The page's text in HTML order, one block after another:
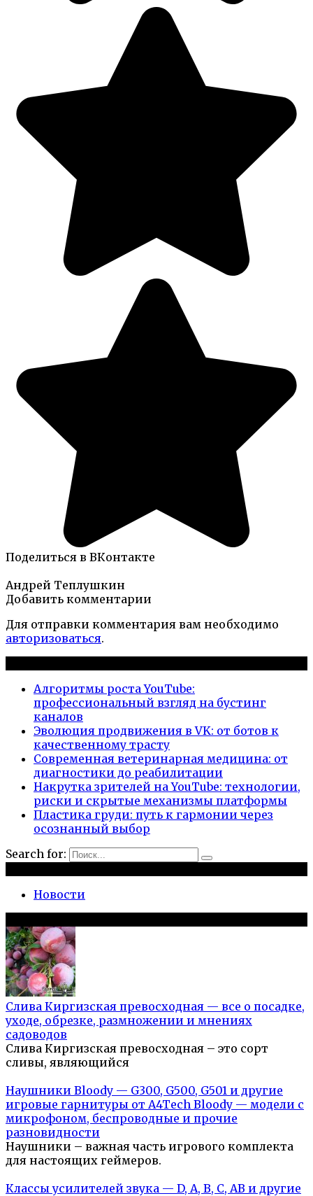
Поделиться в ВКонтакте
Андрей Теплушкин
Добавить комментарии
Для отправки комментария вам необходимо
авторизоваться.
Алгоритмы роста YouTube:
профессиональный взгляд на бустинг
каналов
Эволюция продвижения в VK: от ботов к
качественному трасту
Современная ветеринарная медицина: от
диагностики до реабилитации
Накрутка зрителей на YouTube: технологии,
риски и скрытые механизмы платформы
Пластика груди: путь к гармонии через
осознанный выбор
Search for:
Новости
Слива Киргизская превосходная — все о посадке,
уходе, обрезке, размножении и мнениях
садоводов
Слива Киргизская превосходная – это сорт
сливы, являющийся
Наушники Bloody — G300, G500, G501 и другие
игровые гарнитуры от A4Tech Bloody — модели с
микрофоном, беспроводные и прочие
разновидности
Наушники – важная часть игрового комплекта
для настоящих геймеров.
Классы усилителей звука — D, A, B, C, AB и другие